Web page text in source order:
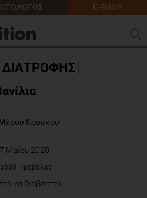
E-SHOP
ΔΙΑΤΡΟΦΗΣ
Κούσκου
Μαΐου 2020
Προβολές
να διαβαστεί